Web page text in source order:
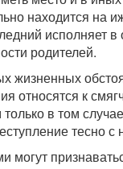
находится на
исполняет
родителей.
жизненных
относятся к
в том
тесно с
могут